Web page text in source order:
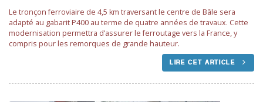
Le tronçon ferroviaire de 4,5 km traversant le centre de Bâle sera
adapté au gabarit P400 au terme de quatre années de travaux. Cette
modernisation permettra d’assurer le ferroutage vers la France, y
compris pour les remorques de grande hauteur.
LIRE CET ARTICLE